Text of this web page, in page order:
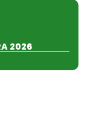
2026